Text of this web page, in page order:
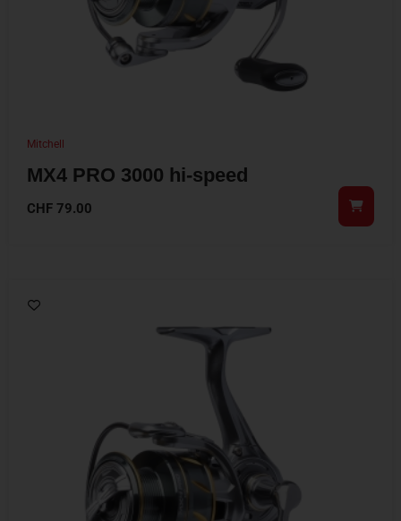
Mitchell
MX4 PRO 3000 hi-speed
CHF 79.00